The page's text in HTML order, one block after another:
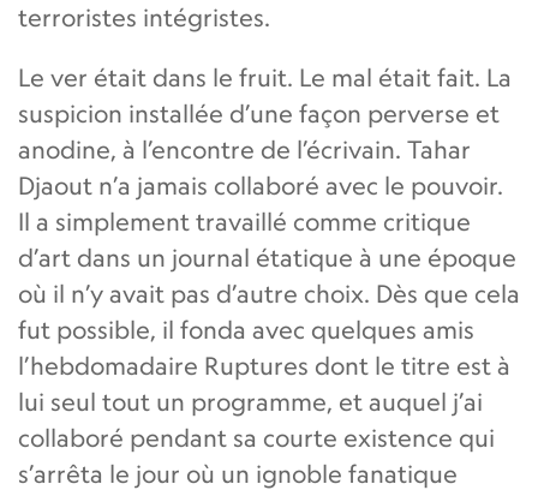
terroristes intégristes.
Le ver était dans le fruit. Le mal était fait. La
suspicion installée d’une façon perverse et
anodine, à l’encontre de l’écrivain. Tahar
Djaout n’a jamais collaboré avec le pouvoir.
Il a simplement travaillé comme critique
d’art dans un journal étatique à une époque
où il n’y avait pas d’autre choix. Dès que cela
fut possible, il fonda avec quelques amis
l’hebdomadaire Ruptures dont le titre est à
lui seul tout un programme, et auquel j’ai
collaboré pendant sa courte existence qui
s’arrêta le jour où un ignoble fanatique